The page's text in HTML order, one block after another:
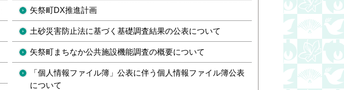
矢祭町DX推進計画
土砂災害防止法に基づく基礎調査結果の公表について
矢祭町まちなか公共施設機能調査の概要について
「個人情報ファイル簿」公表に伴う個人情報ファイル簿公表
について